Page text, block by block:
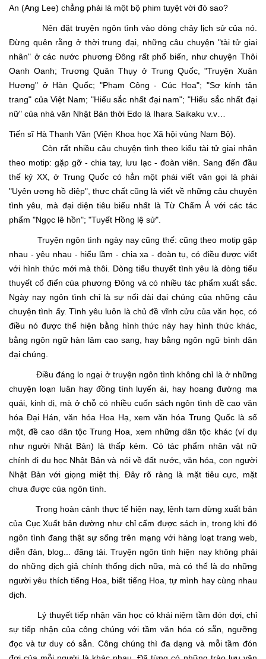
An (Ang Lee) chẳng phải là một bộ phim tuyệt vời đó sao?
Nên đặt truyện ngôn tình vào dòng chảy lịch sử của nó.
Đừng quên rằng ở thời trung đại, những câu chuyện "tài tử giai
nhân" ở các nước phương Đông rất phổ biến, như chuyện Thôi
Oanh Oanh; Trương Quân Thụy ở Trung Quốc, "Truyện Xuân
Hương" ở Hàn Quốc; "Phạm Công - Cúc Hoa"; "Sơ kính tân
trang" của Việt Nam; "Hiếu sắc nhất đại nam"; "Hiếu sắc nhất đại
nữ" của nhà văn Nhật Bản thời Edo là Ihara Saikaku v.v…
Tiến sĩ Hà Thanh Vân (Viện Khoa học Xã hội vùng Nam Bộ).
Còn rất nhiều câu chuyện tình theo kiểu tài tử giai nhân
theo motip: gặp gỡ - chia tay, lưu lạc - đoàn viên. Sang đến đầu
thế kỷ XX, ở Trung Quốc có hẳn một phái viết văn gọi là phái
"Uyên ương hồ điệp", thực chất cũng là viết về những câu chuyện
tình yêu, mà đại diện tiêu biểu nhất là Từ Chẩm Á với các tác
phẩm "Ngọc lê hồn"; "Tuyết Hồng lệ sử".
Truyện ngôn tình ngày nay cũng thế: cũng theo motip gặp
nhau - yêu nhau - hiểu lầm - chia xa - đoàn tụ, có điều được viết
với hình thức mới mà thôi. Dòng tiểu thuyết tình yêu là dòng tiểu
thuyết cổ điển của phương Đông và có nhiều tác phẩm xuất sắc.
Ngày nay ngôn tình chỉ là sự nối dài đại chúng của những câu
chuyện tình ấy. Tình yêu luôn là chủ đề vĩnh cửu của văn học, có
điều nó được thể hiện bằng hình thức này hay hình thức khác,
bằng ngôn ngữ hàn lâm cao sang, hay bằng ngôn ngữ bình dân
đại chúng.
Điều đáng lo ngại ở truyện ngôn tình không chỉ là ở những
chuyện loạn luân hay đồng tính luyến ái, hay hoang đường ma
quái, kinh dị, mà ở chỗ có nhiều cuốn sách ngôn tình đề cao văn
hóa Đại Hán, văn hóa Hoa Hạ, xem văn hóa Trung Quốc là số
một, đề cao dân tộc Trung Hoa, xem những dân tộc khác (ví dụ
như người Nhật Bản) là thấp kém. Có tác phẩm nhân vật nữ
chính đi du học Nhật Bản và nói về đất nước, văn hóa, con người
Nhật Bản với giọng miệt thị. Đây rõ ràng là mặt tiêu cực, mặt
chưa được của ngôn tình.
Trong hoàn cảnh thực tế hiện nay, lệnh tạm dừng xuất bản
của Cục Xuất bản dường như chỉ cấm được sách in, trong khi đó
ngôn tình đang thật sự sống trên mạng với hàng loạt trang web,
diễn đàn, blog... đăng tải. Truyện ngôn tình hiện nay không phải
do những dịch giả chính thống dịch nữa, mà có thể là do những
người yêu thích tiếng Hoa, biết tiếng Hoa, tự mình hay cùng nhau
dịch.
Lý thuyết tiếp nhận văn học có khái niệm tầm đón đợi, chỉ
sự tiếp nhận của công chúng với tầm văn hóa có sẵn, ngưỡng
đọc và tư duy có sẵn. Công chúng thì đa dạng và mỗi tầm đón